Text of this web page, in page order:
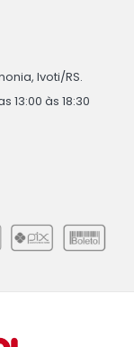
Ivoti/RS.
13:00 às 18:30